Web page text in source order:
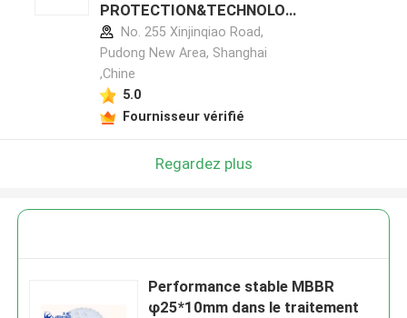
PROTECTION&TECHNOLOG
Y CO.,LTD profil du fabricant
No. 255 Xinjinqiao Road,
Pudong New Area, Shanghai
,Chine
5.0
Fournisseur vérifié
Regardez plus
Performance stable MBBR
φ25*10mm dans le traitement